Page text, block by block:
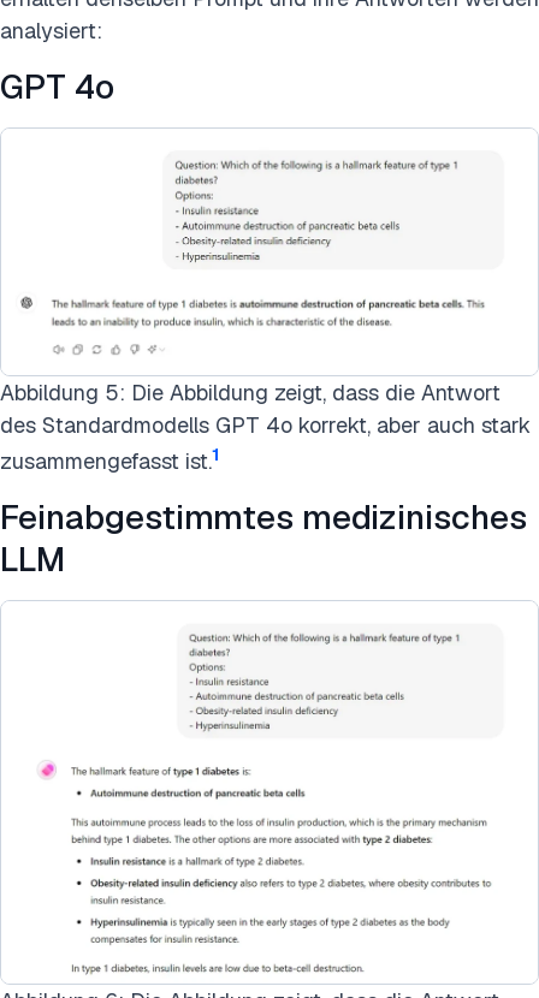
analysiert:
GPT 4o
Abbildung 5: Die Abbildung zeigt, dass die Antwort
des Standardmodells GPT 4o korrekt, aber auch stark
zusammengefasst ist.1
Feinabgestimmtes medizinisches
LLM